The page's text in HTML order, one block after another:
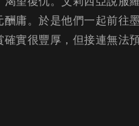
庸。於是他們一起前往
實很豐厚，但接連無法